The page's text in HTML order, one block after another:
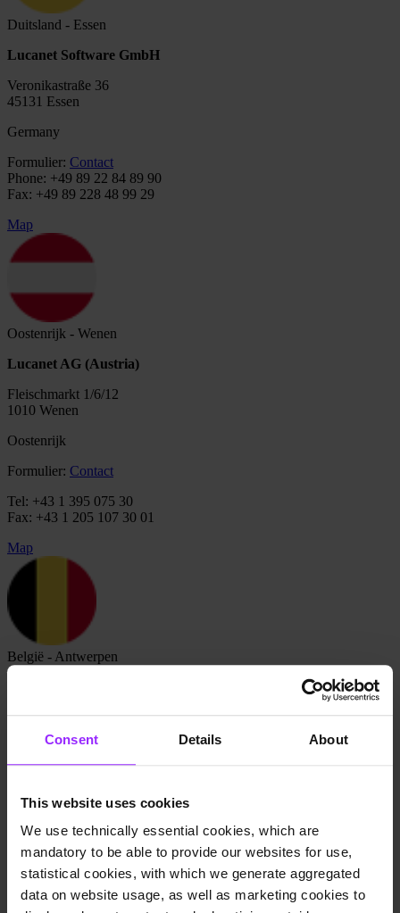
Consent Details About
This website uses cookies
We use technically essential cookies, which are
mandatory to be able to provide our websites for use,
statistical cookies, with which we generate aggregated
data on website usage, as well as marketing cookies to
Duitsland - Essen
Lucanet Software GmbH
Veronikastraße 36
45131 Essen
Germany
Formulier: Contact
Phone: +49 89 22 84 89 90
Fax: +49 89 228 48 99 29
Map
Oostenrijk - Wenen
Lucanet AG (Austria)
Fleischmarkt 1/6/12
1010 Wenen
Oostenrijk
Formulier: Contact
Tel: +43 1 395 075 30
Fax: +43 1 205 107 30 01
Map
België - Antwerpen
Borsbeeksebrug 34
2600 Antwerpen
België
Tel: +32 468 12 10 89
Map